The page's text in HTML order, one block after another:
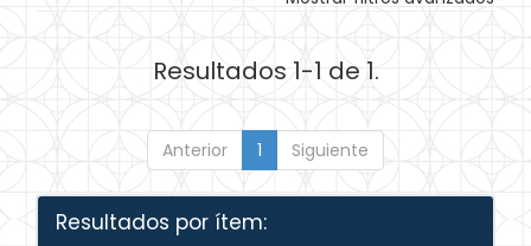
Resultados 1-1 de 1.
Anterior 1 Siguiente
Resultados por ítem: